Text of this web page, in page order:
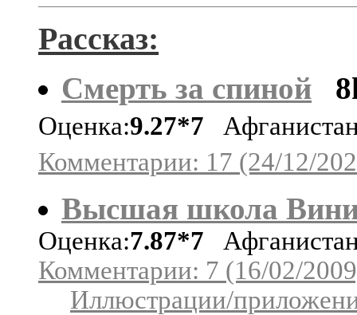
Рассказ:
Смерть за спиной
Оценка:9.27*7
Комментарии: 17 (24/12/
Высшая школа
Оценка:7.87*7
Комментарии: 7 (16/02/
Иллюстрации/